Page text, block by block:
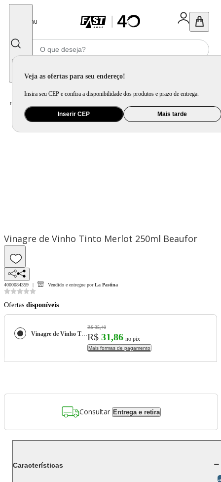
Menu
Veja as ofertas para seu endereço!
Insira seu CEP e confira a disponibilidade dos produtos e prazo de entrega.
Inserir CEP Mais tarde
Home
Vinagre de Vinho Tinto Merlot 250ml Beaufor
4000084359 Vendido e entregue por La Pastina
Ofertas disponíveis
Vinagre de Vinho Tinto Merlot 250ml Beaufor
R$ 35,40
R$ 31,86 no pix
Mais formas de pagamento
Consultar Entrega e retira
Características